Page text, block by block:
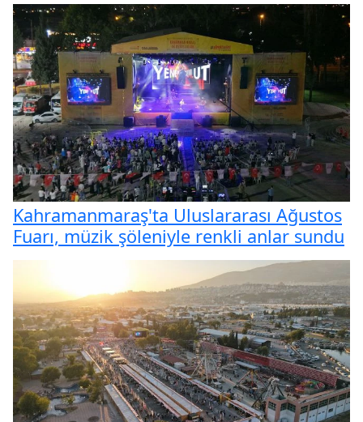
Kahramanmaraş'ta Uluslararası Ağustos
Fuarı, müzik şöleniyle renkli anlar sundu